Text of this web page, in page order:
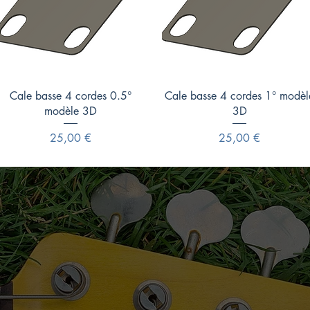
Aperçu rapide
Cale basse 4 cordes 0.5°
modèle 3D
Prix
25,00 €
Aperçu rapide
Cale basse 4 cordes 1°
3D
Prix
25,00 €